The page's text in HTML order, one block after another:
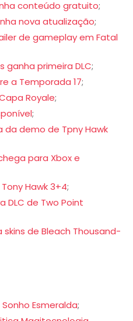
conteúdo gratuito;
nova atualização;
de gameplay em Fatal
ganha primeira DLC;
a Temporada 17;
Royale;
;
da demo de Tpny Hawk
para Xbox e
Hawk 3+4;
DLC de Two Point
skins de Bleach Thousand-
Esmeralda;